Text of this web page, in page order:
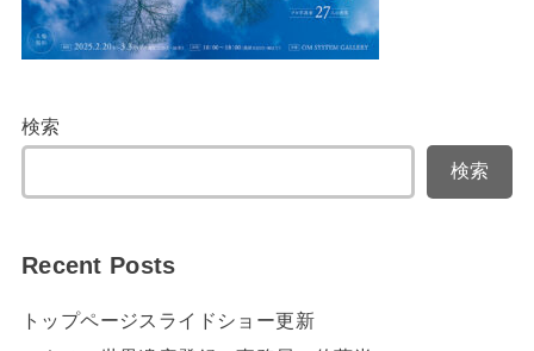
検索
検索
Recent Posts
トップページスライドショー更新